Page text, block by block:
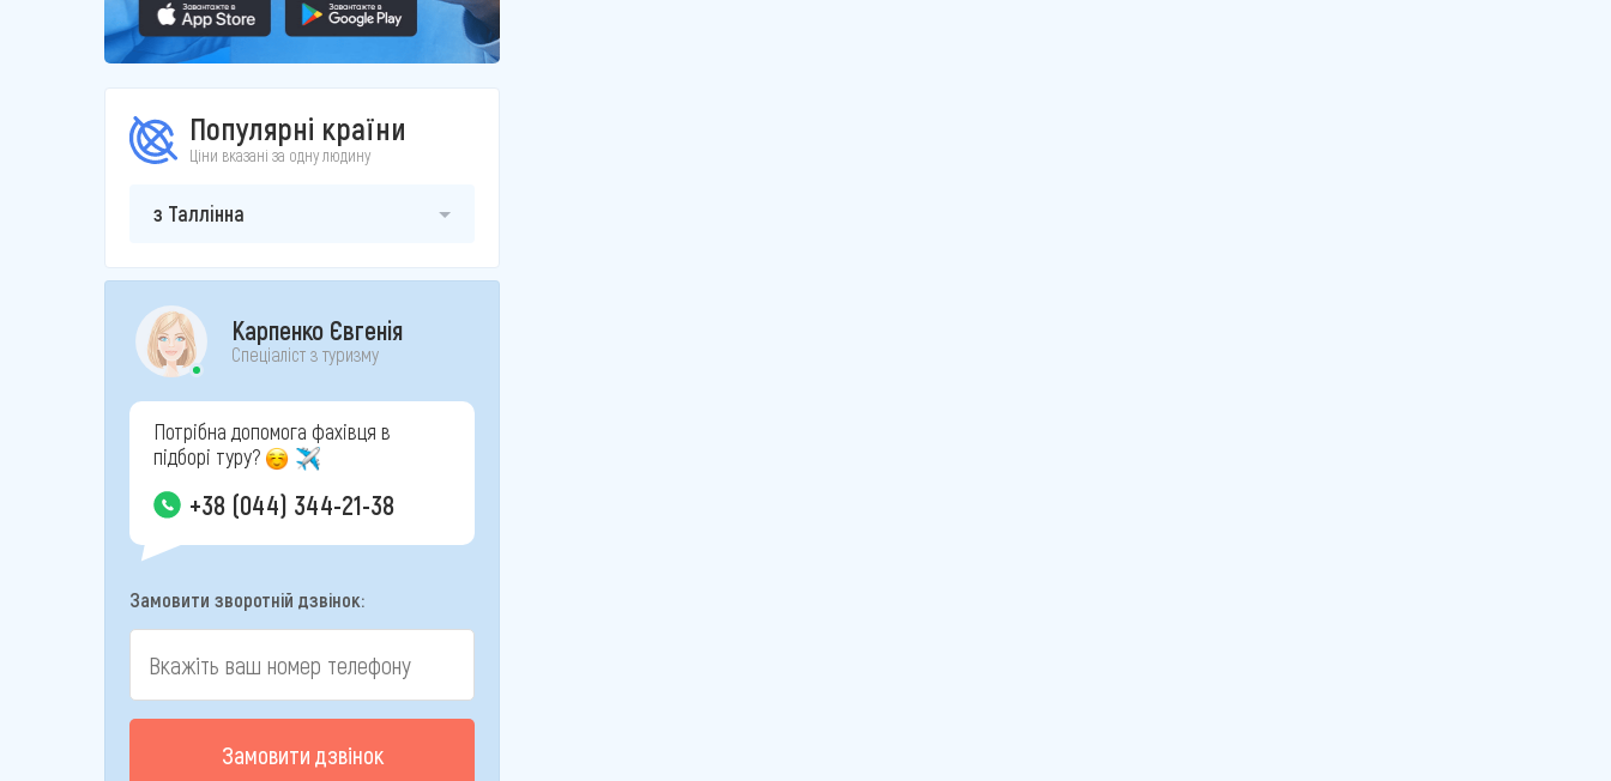
Популярні країни
Ціни вказані за одну людину
з Таллінна
Карпенко Євгенія
Спеціаліст з туризму
Потрібна допомога фахівця в
підборі туру?
+38 (044) 344-21-38
Замовити зворотній дзвінок:
Замовити дзвінок